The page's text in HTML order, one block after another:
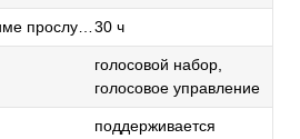
Время работы в режиме прослушивания музыки30 ч
голосовой набор,
голосовое управление
поддерживается